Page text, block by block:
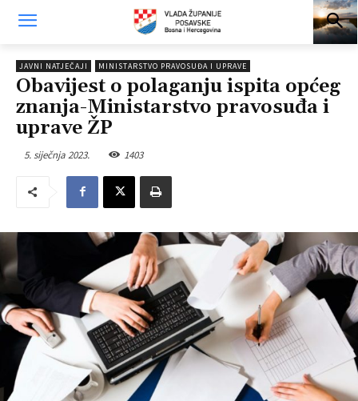
JAVNI NATJEČAJI MINISTARSTVO PRAVOSUĐA I UPRAVE
Obavijest o polaganju ispita općeg
znanja-Ministarstvo pravosuđa i
uprave ŽP
5. siječnja 2023. 1403